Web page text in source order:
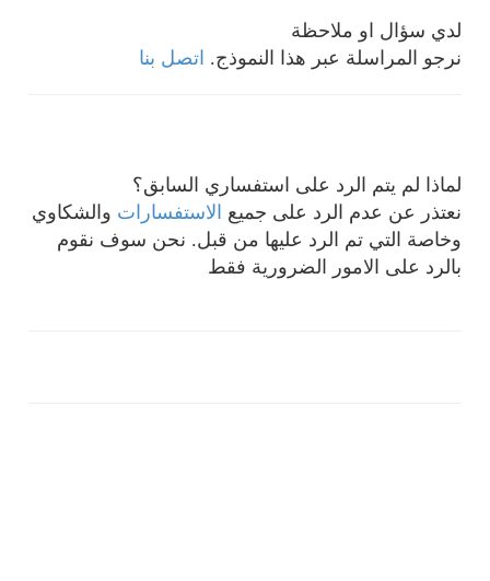
لدي سؤال او ملاحظة
نرجو المراسلة عبر هذا النموذج. اتصل بنا
لماذا لم يتم الرد على استفساري السابق؟
نعتذر عن عدم الرد على جميع الاستفسارات والشكاوي
وخاصة التي تم الرد عليها من قبل. نحن سوف نقوم
بالرد على الامور الضرورية فقط